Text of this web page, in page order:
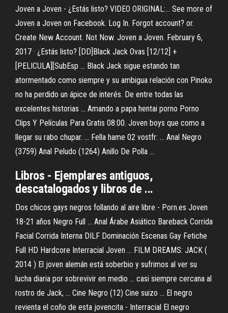
Joven a Joven - ¿Estás listo? VIDEO ORIGINAL:... See more of
Joven a Joven on Facebook. Log In. Forgot account? or.
Create New Account. Not Now. Joven a Joven. February 6,
2017 · ¿Estás listo? [DD]Black Jack Ovas [12/12] +
[PELICULA][SubEsp ... Black Jack sigue estando tan
atormentado como siempre y su ambigua relación con Pinoko
no ha perdido un ápice de interés. De entre todas las
excelentes historias ... Amando a papa hentai porno Porno
Clips Y Películas Para Gratis 08:00. Joven boys que como a
llegar su rabo chupar. ... Fella hame 02 vostfr: ... Anal Negro
(3759) Anal Peludo (1264) Anillo De Polla ...
Libros - Ejemplares antiguos,
descatalogados y libros de ...
Dos chicos gays negros follando al aire libre - Porn.es Joven
18-21 años Negro Full ... Anal Árabe Asiático Bareback Corrida
Facial Corrida Interna DILF Dominación Escenas Gay Fetiche
Full HD Hardcore Interracial Joven ... FILM DREAMS: JACK (
2014 ) El joven alemán está soberbio y sufrimos al ver su
lucha diaria por sobrevivir en medio ... casi siempre cercana al
rostro de Jack, ... Cine Negro (12) Cine suizo ... El negro
revienta el coño de esta jovencita - Interracial El negro